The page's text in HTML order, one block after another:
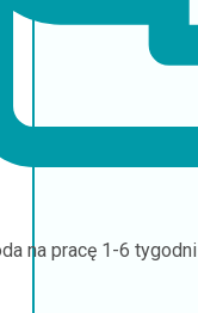
na pracę 1-6 tygodni